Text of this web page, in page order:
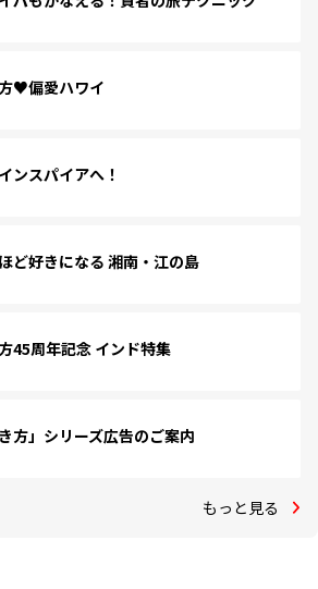
♥偏愛ハワイ
ンスパイアへ！
ど好きになる 湘南・江の島
45周年記念 インド特集
方」シリーズ広告のご案内
もっと見る